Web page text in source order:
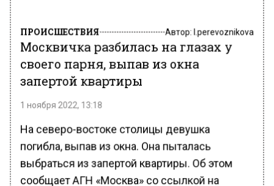
ПРОИСШЕСТВИЯ Автор: l.perevoznikova
Москвичка разбилась на глазах у
своего парня, выпав из окна
запертой квартиры
1 ноября 2022, 13:18
На северо-востоке столицы девушка
погибла, выпав из окна. Она пыталась
выбраться из запертой квартиры. Об этом
сообщает АГН «Москва» со ссылкой на